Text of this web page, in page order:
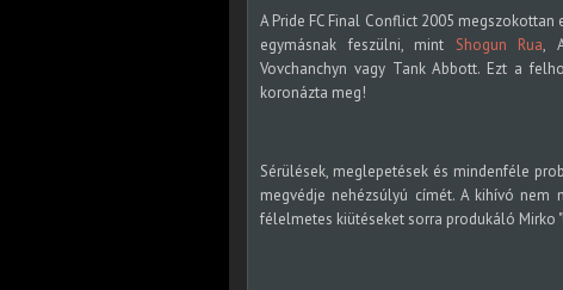
A Pride FC Final Conflict 2005
egymásnak feszülni, mint Shogun Rua,
Vovchanchyn vagy Tank Abbott. Ezt a
koronázta meg!
Sérülések, meglepetések és mindenféle
megvédje nehézsúlyú címét. A kihívó
félelmetes kiütéseket sorra produkáló Mirko